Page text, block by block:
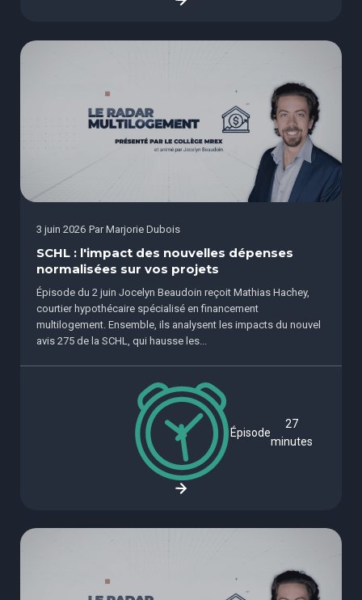
3 juin 2026 Par Marjorie Dubois
SCHL : l'impact des nouvelles dépenses
normalisées sur vos projets
Épisode du 2 juin Jocelyn Beaudoin reçoit Mathias Hachey,
courtier hypothécaire spécialisé en financement
multilogement. Ensemble, ils analysent les impacts du nouvel
avis 275 de la SCHL, qui hausse les...
Épisode
27
minutes